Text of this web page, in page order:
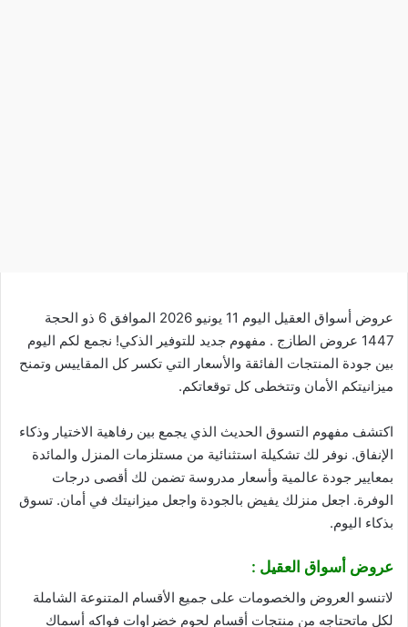
عروض أسواق العقيل اليوم 11 يونيو 2026 الموافق 6 ذو الحجة
1447 عروض الطازج . مفهوم جديد للتوفير الذكي! نجمع لكم اليوم
بين جودة المنتجات الفائقة والأسعار التي تكسر كل المقاييس وتمنح
ميزانيتكم الأمان وتتخطى كل توقعاتكم.
اكتشف مفهوم التسوق الحديث الذي يجمع بين رفاهية الاختيار وذكاء
الإنفاق. نوفر لك تشكيلة استثنائية من مستلزمات المنزل والمائدة
بمعايير جودة عالمية وأسعار مدروسة تضمن لك أقصى درجات
الوفرة. اجعل منزلك يفيض بالجودة واجعل ميزانيتك في أمان. تسوق
بذكاء اليوم.
عروض أسواق العقيل :
لاتنسو العروض والخصومات على جميع الأقسام المتنوعة الشاملة
لكل ماتحتاجه من منتجات أقسام لحوم خضراوات فواكه أسماك